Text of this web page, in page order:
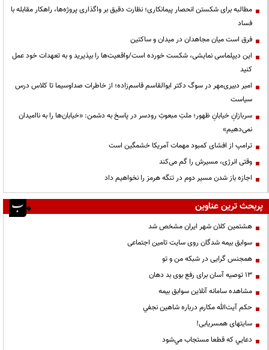
مطالبه برای شکستن انحصار پیمانکاری؛ نظارت دقیق بر واگذاری پروژه‌ها، راهکار مقابله با
فساد
فرق است میان مجاهدان در میدان و ساکتین
این دیپلماسی نمایشی، شکست خورده است/واقعیت‌ها را بپذیرید و به تعهدات خود عمل
کنید
امیر دبیری‌مهر در سوگ دکتر ابوالقاسم قاسم‌زاده؛ از خاطرات صداوسیما تا کلاس درس
سیاست
سربازانِ خیابانِ ظهور؛ ملتِ مبعوثِ رودسر در پاسخ به دشمن: «خیابان‌ها را به ناامیدان
نمی‌دهیم»
ترامپ از افشای کمبود مهمات آمریکا خشمگین است
وقتی انرژی، مسیرش را گم می‌کند
اجازه باز شدن مسیر دوم در تنگه هرمز را نخواهیم داد
پربحث ترین عناوین
هشتمین کلان شهر ایران مشخص شد
سوابق بیمه شدگان روی سایت تامین اجتماعی
همجنس گرایی در شبکه من و تو
13 توصیه آسان برای رفع بوی بد دهان
مشاهده سامانه آنلاين سوابق بیمه
حكم آيت‌الله مكارم درباره شاهين نجفي
سایتهای همسریابی!
دعايي كه قطعا مستجاب مي‌شود